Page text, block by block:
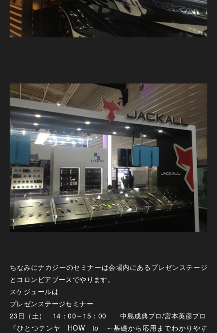
ちなみにナカジーのセミナーは会場内にあるプレゼンステージ
とコロンビアブースでやります。
スケジュールは
プレゼンステージセミナー
23日（土） 14：00～15：00 中島成典プロ/宮本英彦プロ
『ひとつテンヤ HOW to ～基礎から応用までわかりやす